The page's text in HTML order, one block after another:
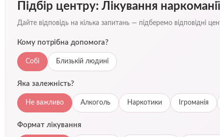
Підбір центру: Лікування
Дайте відповідь на кілька запитань — підберемо відповідні
Кому потрібна допомога?
Собі Близькій людині
Яка залежність?
Не важливо Алкоголь Наркотики Ігроманія
Формат лікування